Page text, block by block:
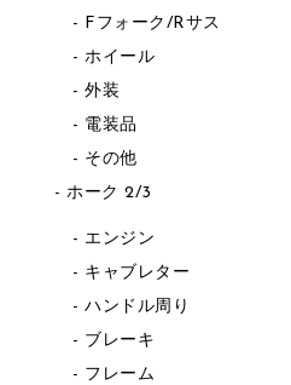
Fフォーク/Rサス
ホイール
外装
電装品
その他
ホーク 2/3
エンジン
キャブレター
ハンドル周り
ブレーキ
フレーム